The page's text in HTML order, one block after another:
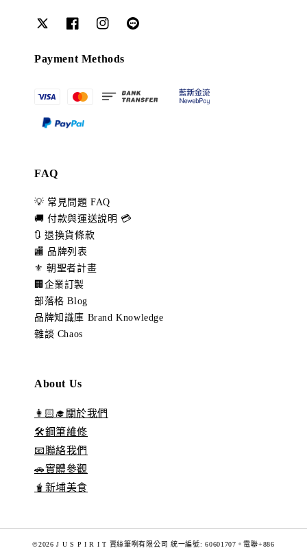
Payment Methods
FAQ
💡 常見問題 FAQ
🚚 付款與運送說明 💳
🔃 退換貨條款
🏬 品牌列表
⚜️ 朝聖者計畫
🏢企業訂製
部落格 Blog
品牌知識庫 Brand Knowledge
雜談 Chaos
About Us
👩🏻‍🎓關於我們
🛠️鋼筆維修
📧聯絡我們
🚗實體參觀
🧋新埔美食
©2026 J U S P I R I T 賈絲筆咧有限公司 統一編號: 60601707。電聯+886